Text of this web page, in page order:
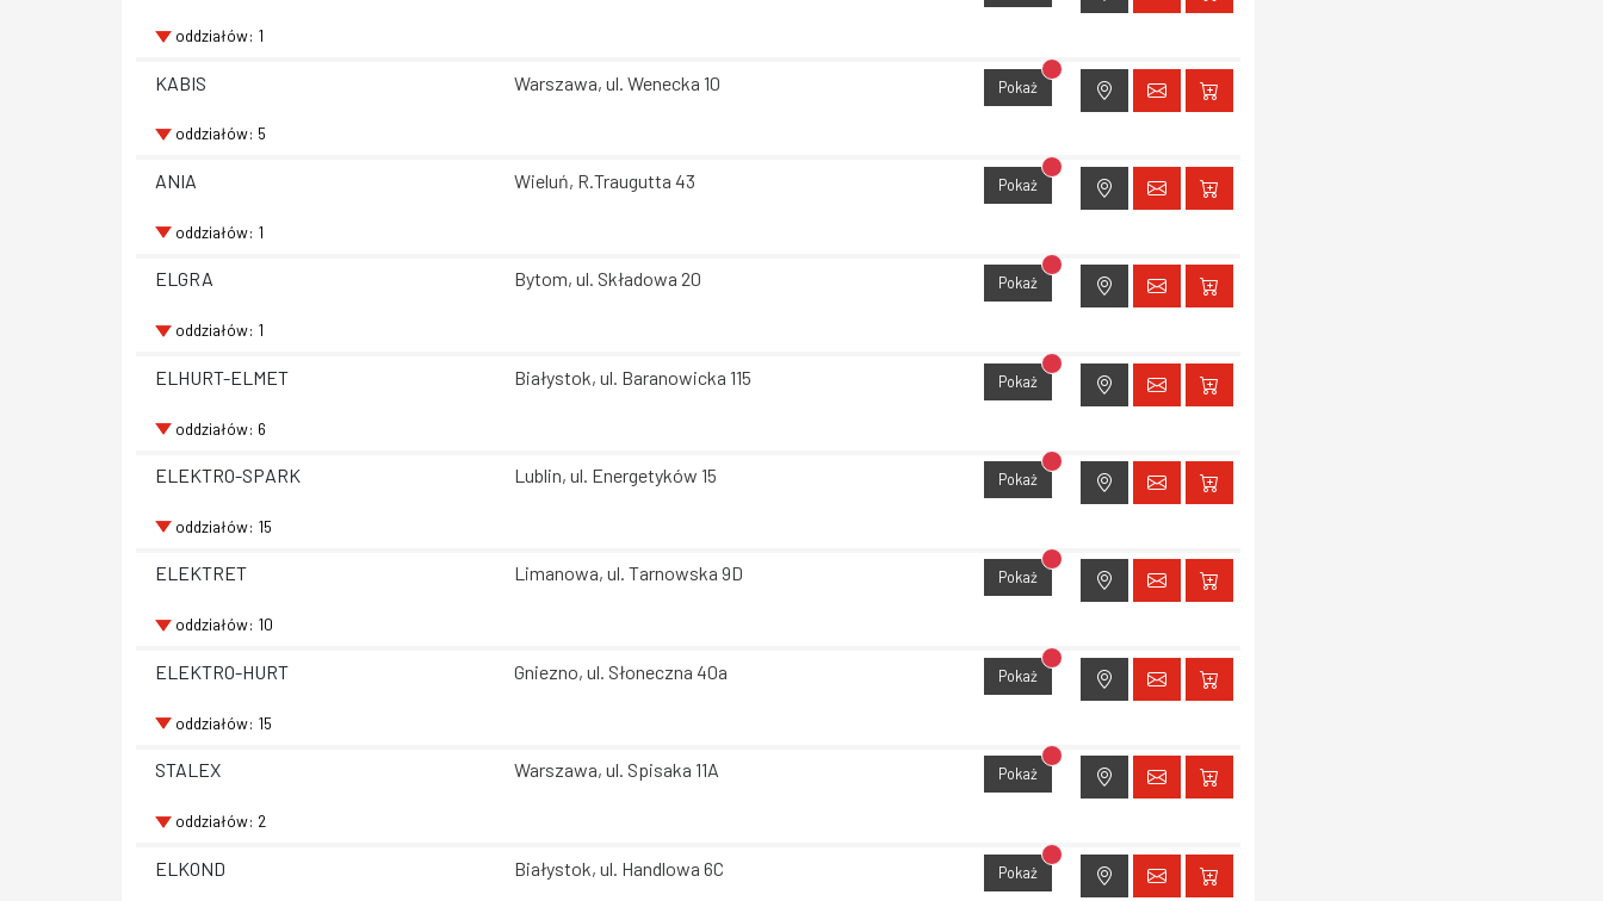
oddziałów: 1
KABIS Warszawa, ul. Wenecka 10 Pokaż Brak dostępu do lokalizacji
oddziałów: 5
ANIA Wieluń, R.Traugutta 43 Pokaż Brak dostępu do lokalizacji
oddziałów: 1
ELGRA Bytom, ul. Składowa 20 Pokaż Brak dostępu do lokalizacji
oddziałów: 1
ELHURT-ELMET Białystok, ul. Baranowicka 115 Pokaż Brak dostępu do lokalizacji
oddziałów: 6
ELEKTRO-SPARK Lublin, ul. Energetyków 15 Pokaż Brak dostępu do lokalizacji
oddziałów: 15
ELEKTRET Limanowa, ul. Tarnowska 9D Pokaż Brak dostępu do lokalizacji
oddziałów: 10
ELEKTRO-HURT Gniezno, ul. Słoneczna 40a Pokaż Brak dostępu do lokalizacji
oddziałów: 15
STALEX Warszawa, ul. Spisaka 11A Pokaż Brak dostępu do lokalizacji
oddziałów: 2
ELKOND Białystok, ul. Handlowa 6C Pokaż Brak dostępu do lokalizacji